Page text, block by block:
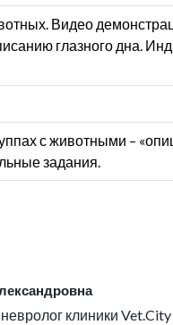
Видео
глазного дна.
с животными –
задания.
клиники